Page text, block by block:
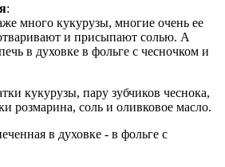
:
много кукурузы, многие очень ее
и присыпают солью. А
в духовке в фольге с чесночком и
кукурузы, пару зубчиков чеснока,
розмарина, соль и оливковое масло.